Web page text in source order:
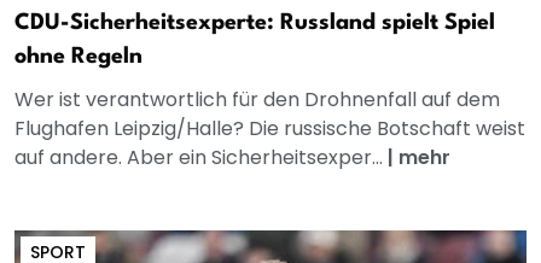
CDU-Sicherheitsexperte: Russland spielt Spiel
ohne Regeln
Wer ist verantwortlich für den Drohnenfall auf dem
Flughafen Leipzig/Halle? Die russische Botschaft weist
auf andere. Aber ein Sicherheitsexper... | mehr
SPORT